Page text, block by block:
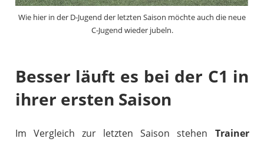
Wie hier in der D-Jugend der letzten Saison möchte auch die neue
C-Jugend wieder jubeln.
Besser läuft es bei der C1 in
ihrer ersten Saison
Im Vergleich zur letzten Saison stehen Trainer